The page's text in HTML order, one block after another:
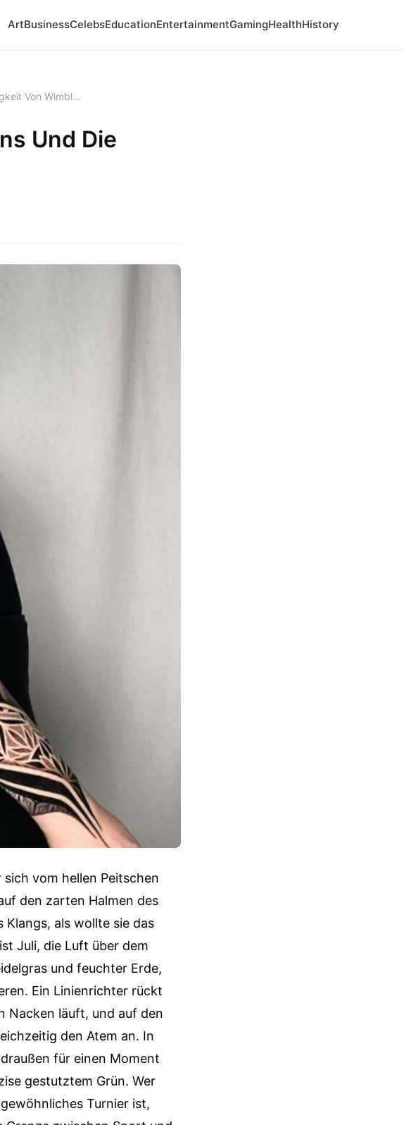
ArtBusinessCelebsEducationEntertainmentGamingHealthHistory
Von Wimbl...
Und Die
vom hellen Peitschen
den zarten Halmen des
als wollte sie das
Juli, die Luft über dem
und feuchter Erde,
Ein Linienrichter rückt
Nacken läuft, und auf den
den Atem an. In
für einen Moment
gestutztem Grün. Wer
Turnier ist,